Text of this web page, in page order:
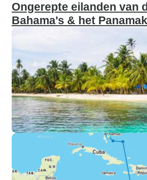
Ongerepte eilanden van
Bahama's & het